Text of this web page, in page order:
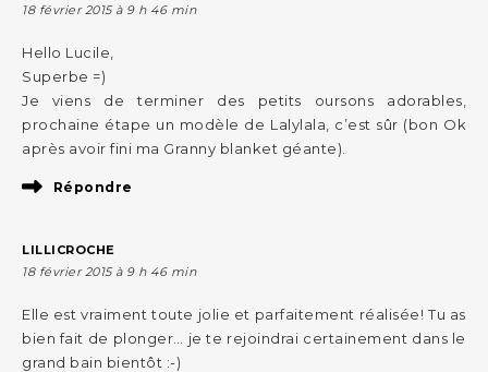
18 février 2015 à 9 h 46 min
Hello Lucile,
Superbe =)
Je viens de terminer des petits oursons adorables,
prochaine étape un modèle de Lalylala, c’est sûr (bon Ok
après avoir fini ma Granny blanket géante).
Répondre
LILLICROCHE
18 février 2015 à 9 h 46 min
Elle est vraiment toute jolie et parfaitement réalisée! Tu as
bien fait de plonger… je te rejoindrai certainement dans le
grand bain bientôt :-)